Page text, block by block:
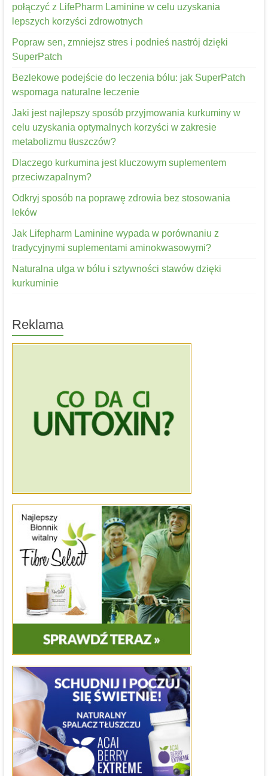
połączyć z LifePharm Laminine w celu uzyskania
lepszych korzyści zdrowotnych
Popraw sen, zmniejsz stres i podnieś nastrój dzięki
SuperPatch
Bezlekowe podejście do leczenia bólu: jak SuperPatch
wspomaga naturalne leczenie
Jaki jest najlepszy sposób przyjmowania kurkuminy w
celu uzyskania optymalnych korzyści w zakresie
metabolizmu tłuszczów?
Dlaczego kurkumina jest kluczowym suplementem
przeciwzapalnym?
Odkryj sposób na poprawę zdrowia bez stosowania
leków
Jak Lifepharm Laminine wypada w porównaniu z
tradycyjnymi suplementami aminokwasowymi?
Naturalna ulga w bólu i sztywności stawów dzięki
kurkuminie
Reklama